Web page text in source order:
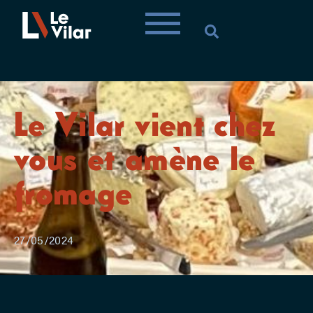
Le Vilar vient chez
vous et amène le
fromage
27/05/2024